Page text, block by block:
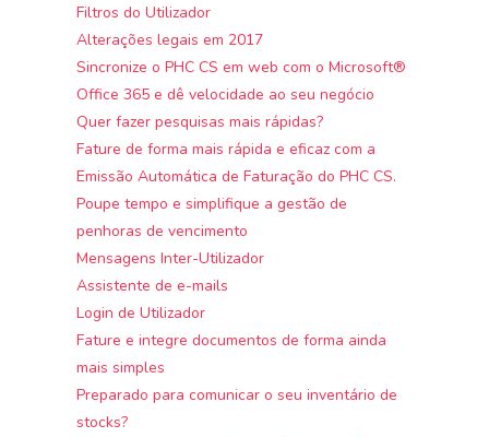
Filtros do Utilizador
Alterações legais em 2017
Sincronize o PHC CS em web com o Microsoft®
Office 365 e dê velocidade ao seu negócio
Quer fazer pesquisas mais rápidas?
Fature de forma mais rápida e eficaz com a
Emissão Automática de Faturação do PHC CS.
Poupe tempo e simplifique a gestão de
penhoras de vencimento
Mensagens Inter-Utilizador
Assistente de e-mails
Login de Utilizador
Fature e integre documentos de forma ainda
mais simples
Preparado para comunicar o seu inventário de
stocks?